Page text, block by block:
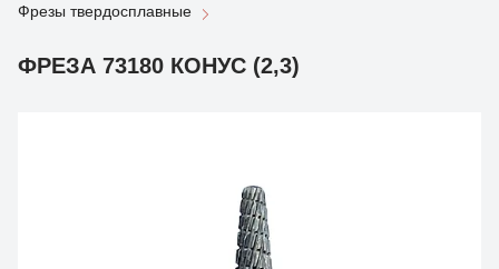
Фрезы твердосплавные
ФРЕЗА 73180 КОНУС (2,3)